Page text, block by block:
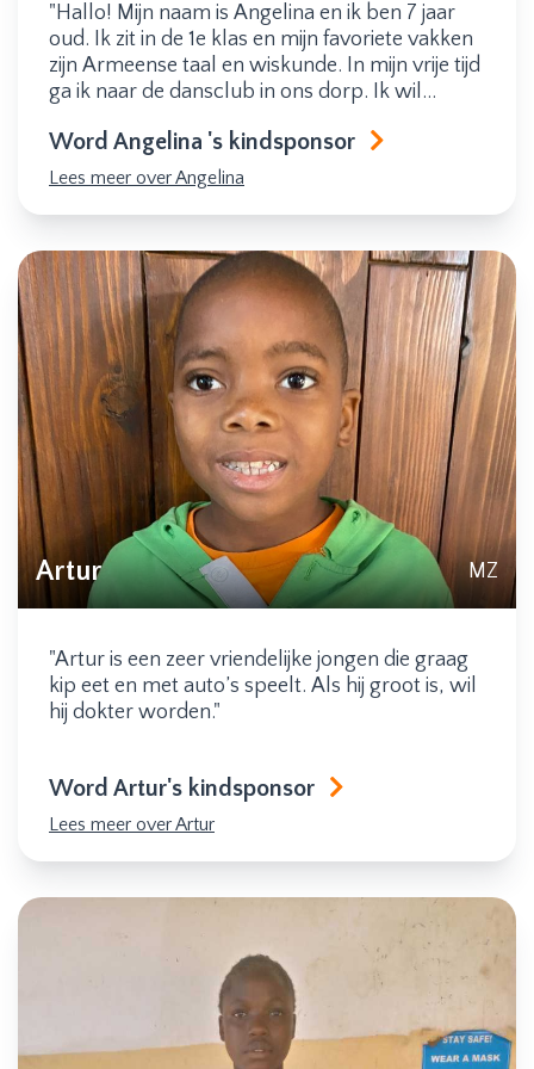
"Hallo! Mijn naam is Angelina en ik ben 7 jaar
oud. Ik zit in de 1e klas en mijn favoriete vakken
zijn Armeense taal en wiskunde. In mijn vrije tijd
ga ik naar de dansclub in ons dorp. Ik wil
Word Angelina 's kindsponsor
Lees meer over Angelina
Artur MZ
"Artur is een zeer vriendelijke jongen die graag
kip eet en met auto’s speelt. Als hij groot is, wil
hij dokter worden."
Word Artur's kindsponsor
Lees meer over Artur